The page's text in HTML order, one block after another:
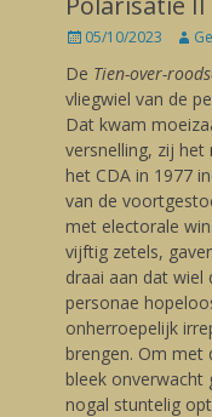
Posted
05/10/2023
De Tien-over-
vliegwiel van de
Dat kwam
versnelling, zij
het CDA in 1977
van de
met electorale
vijftig zetels,
draai aan dat wiel
personae
onherroepelijk
brengen. Om met
bleek onverwacht
nogal stuntelig